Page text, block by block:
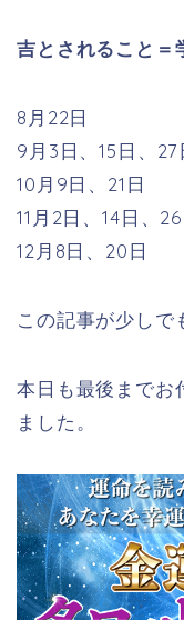
吉とされること＝
8月22日
9月3日、15日、27
10月9日、21日
11月2日、14日、
12月8日、20日
この記事が少しで
本日も最後までお
ました。